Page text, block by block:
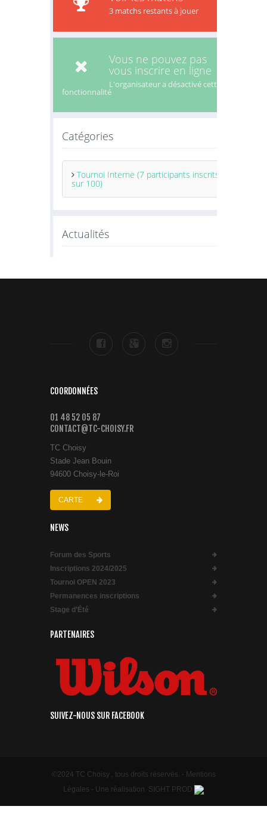
COORDONNÉES
01 48 52 05 87
CONTACT@TC-CHOISY.FR
TC Choisy
Stade Jean Bouin
94600 Choisy-le-Roi
CARTE
NEWS
Forum des Sports
Inscriptions 2024/2025
Tournoi OPEN 2023
Permanences inscriptions
Stage d’Été
PARTENAIRES
SUIVEZ-NOUS SUR FACEBOOK
©2024 TC Choisy , tous droits réservés. - Mentions
Légales - Une réalisation SIGHT PROD